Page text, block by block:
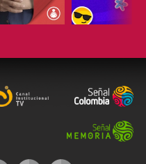
ESCUCHAR